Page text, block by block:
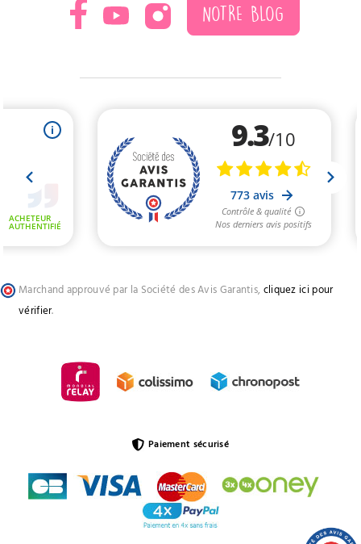
NOTRE BLOG
Marchand approuvé par la Société des Avis Garantis, cliquez ici pour
vérifier.
Paiement sécurisé